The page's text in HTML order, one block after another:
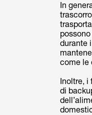
In
durante
come le
Inoltre, i
di